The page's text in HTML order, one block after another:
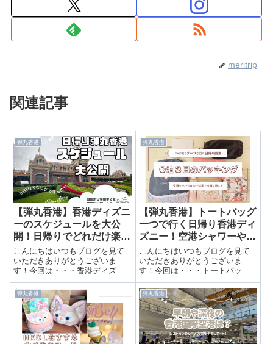
meritrip
関連記事
弾丸香港
【弾丸香港】香港ディズニ
ーのスケジュールを大公
開！日帰りでどれだけ楽し
める？
こんにちはいつもブログを見て
いただきありがとうございま
す！今回は・・・香港ディズニ
ーのスケジュールを大公開！日
帰りでどれだけ楽しめる？前回
は弾丸香港に掛かった費用を紹
介しました。▶ 香港ディズニー
日帰りでいくらかかった！？旅
費から滞在費まで...
弾丸香港
【弾丸香港】トートバッグ
一つで行く日帰り香港ディ
ズニー！空港シャワーやロ
ッカー活用で快適な旅！
こんにちはいつもブログを見て
いただきありがとうございま
す！今回は・・・トートバッグ
一つで行く日帰り香港ディズニ
ー！空港シャワーやロッカー活
用で快適な旅！前回はパークチ
ケットやレストランの予約を紹
介しました。▶ 香港ディズニー
ランドのチケット...
弾丸香港 弾丸香港